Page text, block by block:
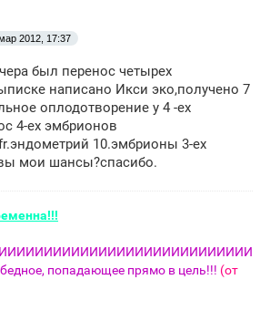
2012, 17:37
был перенос четырех
написано Икси эко,получено 7
оплодотворение у 4 -ех
4-ех эмбрионов
10.эмбрионы 3-ех
мои шансы?спасибо.
попадающее прямо в цель!!! (от